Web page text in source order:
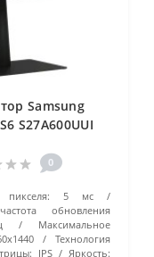
Samsung
S27A600UUI
0
5 мс
обновления
Максимальное
Технология
IPS Яркость: